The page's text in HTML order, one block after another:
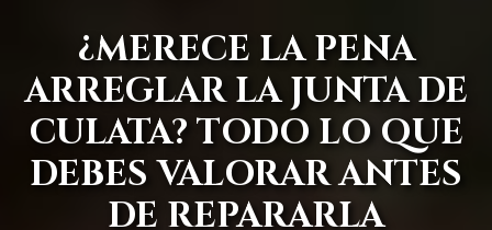
¿MERECE LA PENA
ARREGLAR LA JUNTA DE
CULATA? TODO LO QUE
DEBES VALORAR ANTES
DE REPARARLA